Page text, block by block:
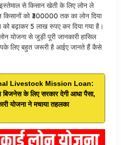
से किसान खेती के लिए लोन ले
को ₹300000 तक का लोन दिया
बढ़ाकर 5 लाख रुपए कर दिया गया है।
योजना से जुड़ी पूरी जानकारी हासिल
लिए बहुत जरूरी है‌ आईए जानते हैं कैसे
Livestock Mission Loan:
बिजनेस के लिए सरकार देगी आधा पैसा,
योजना ने मचाया तहलका